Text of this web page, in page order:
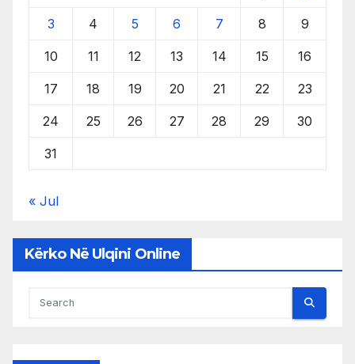
3 4 5 6 7 8 9
10 11 12 13 14 15 16
17 18 19 20 21 22 23
24 25 26 27 28 29 30
31
« Jul
Kërko Në Ulqini Online